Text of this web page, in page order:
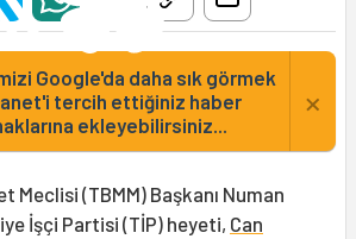
Google'da daha sık görmek
tercih ettiğiniz haber
ekleyebilirsiniz...
×
Meclisi (TBMM) Başkanı Numan
İşçi Partisi (TİP) heyeti, Can